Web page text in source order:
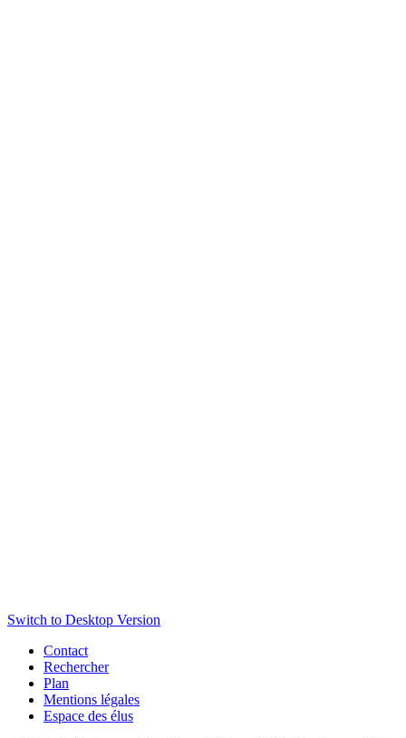
Switch to Desktop Version
Contact
Rechercher
Plan
Mentions légales
Espace des élus